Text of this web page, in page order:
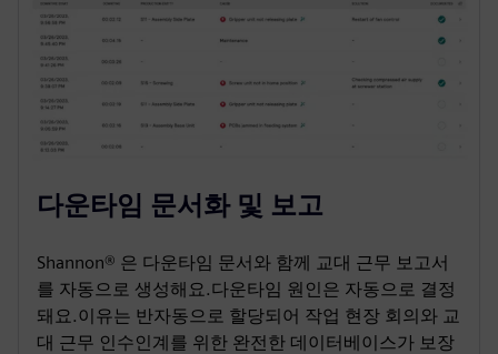
다운타임 문서화 및 보고
Shannon® 은 다운타임 문서와 함께 교대 근무 보고서
를 자동으로 생성해요.다운타임 원인은 자동으로 결정
돼요.이유는 반자동으로 할당되어 작업 현장 회의와 교
대 근무 인수인계를 위한 완전한 데이터베이스가 보장